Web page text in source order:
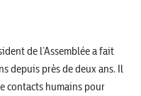
de l’Assemblée a fait
depuis près de deux ans. Il
contacts humains pour